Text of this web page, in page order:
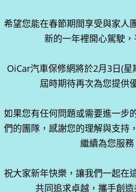
希望您能在春節期間享受與家人
新的一年裡開心駕駛，
OiCar汽車保修網將於2月3日(星
屆時期待再次為您提供
如果您有任何問題或需要進一步
們的團隊，感謝您的理解與支持
繼續為您服務
祝大家新年快樂，讓我們一起在
共同追求卓越，攜手創造